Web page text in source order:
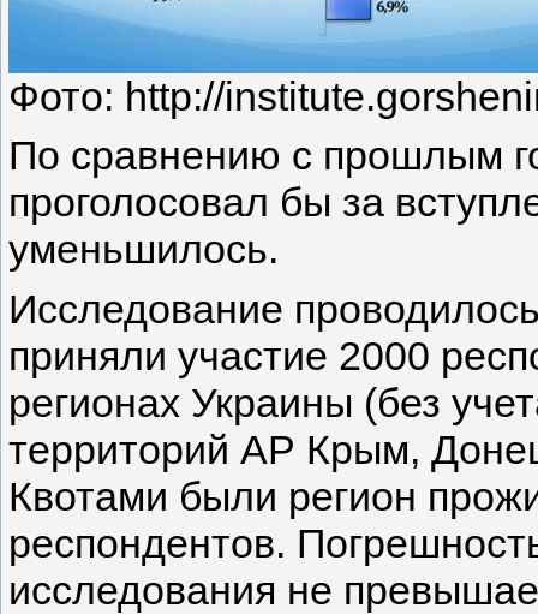
Фото: http://
По сравнению с прошлым
проголосовал бы за
уменьшилось.
Исследование
приняли участие 2000
регионах Украины (без
территорий АР Крым,
Квотами были регион
респондентов.
исследования не